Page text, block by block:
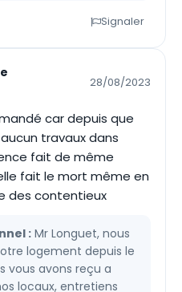
Signaler
28/08/2023
car depuis que
travaux dans
fait de même
fait le mort même en
des contentieux
: Mr Longuet, nous
logement depuis le
vous avons reçu a
locaux, entretiens